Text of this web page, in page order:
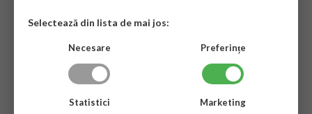
14.000 lei
Selectează din lista de mai jos:
Necesare Preferințe
Statistici Marketing